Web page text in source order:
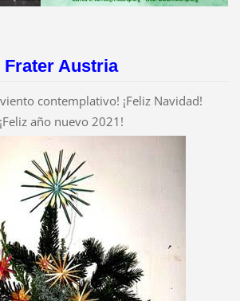
Frater Austria
contemplativo! ¡Feliz Navidad!
¡Feliz año nuevo 2021!